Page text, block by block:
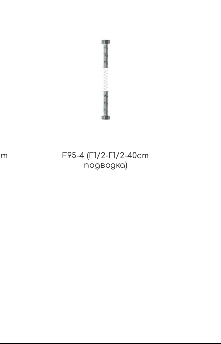
F95-4 (Г1/2-Г1/2-40cm
подводка)